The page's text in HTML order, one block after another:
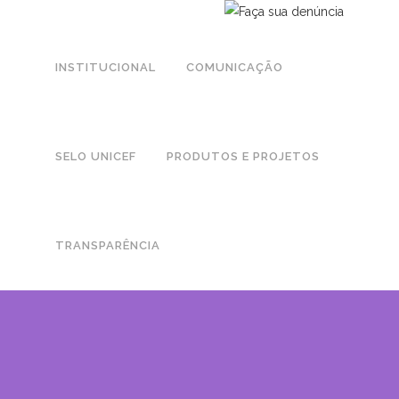
INSTITUCIONAL COMUNICAÇÃO
SELO UNICEF PRODUTOS E PROJETOS
TRANSPARÊNCIA